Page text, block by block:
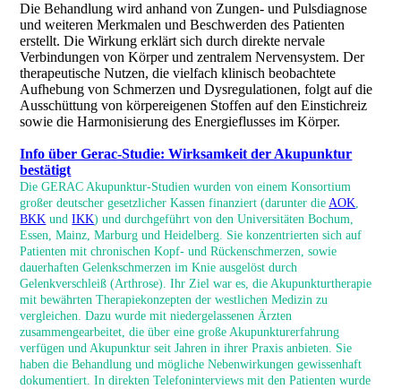
Die Behandlung wird anhand von Zungen- und Pulsdiagnose
und weiteren Merkmalen und Beschwerden des Patienten
erstellt. Die Wirkung erklärt sich durch direkte nervale
Verbindungen von Körper und zentralem Nervensystem. Der
therapeutische Nutzen, die vielfach klinisch beobachtete
Aufhebung von Schmerzen und Dysregulationen, folgt auf die
Ausschüttung von körpereigenen Stoffen auf den Einstichreiz
sowie die Harmonisierung des Energieflusses im Körper.
Info über Gerac-Studie: Wirksamkeit der Akupunktur
bestätigt
Die GERAC Akupunktur-Studien wurden von einem Konsortium
großer deutscher gesetzlicher Kassen finanziert (darunter dieAOK,
BKK undIKK) und durchgeführt von den Universitäten Bochum,
Essen, Mainz, Marburg und Heidelberg. Sie konzentrierten sich auf
Patienten mit chronischen Kopf- und Rückenschmerzen, sowie
dauerhaften Gelenkschmerzen im Knie ausgelöst durch
Gelenkverschleiß (Arthrose). Ihr Ziel war es, die Akupunkturtherapie
mit bewährten Therapiekonzepten der westlichen Medizin zu
vergleichen. Dazu wurde mit niedergelassenen Ärzten
zusammengearbeitet, die über eine große Akupunkturerfahrung
verfügen und Akupunktur seit Jahren in ihrer Praxis anbieten. Sie
haben die Behandlung und mögliche Nebenwirkungen gewissenhaft
dokumentiert. In direkten Telefoninterviews mit den Patienten wurde